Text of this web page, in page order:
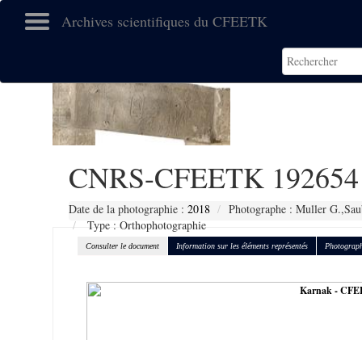
Archives scientifiques du CFEETK
CNRS-CFEETK 192654
Date de la photographie : 2018
Photographe : Muller
Type : Orthophotographie
Consulter le document Information sur les éléments représentés